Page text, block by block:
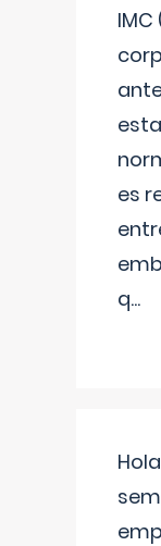
es
q...